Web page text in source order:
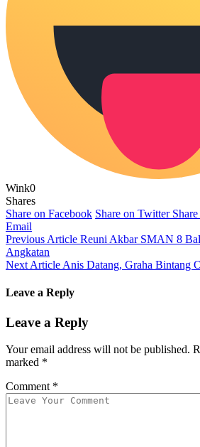
Wink0
Shares
Share on Facebook Share on Twitter
Email
Previous Article Reuni Akbar SMAN 8
Angkatan
Next Article Anis Datang, Graha Bintang
Leave a Reply
Leave a Reply
Your email address will not be published.
marked *
Comment *